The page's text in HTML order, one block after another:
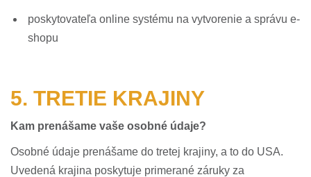
poskytovateľa online systému na vytvorenie a správu e-
shopu
5. TRETIE KRAJINY
Kam prenášame vaše osobné údaje?
Osobné údaje prenášame do tretej krajiny, a to do USA.
Uvedená krajina poskytuje primerané záruky za